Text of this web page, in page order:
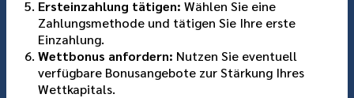
Ersteinzahlung tätigen: Wählen Sie eine
Zahlungsmethode und tätigen Sie Ihre erste
Einzahlung.
Wettbonus anfordern: Nutzen Sie eventuell
verfügbare Bonusangebote zur Stärkung Ihres
Wettkapitals.